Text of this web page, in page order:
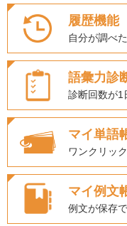
履歴機能
自分が調べ
語彙力診
診断回数が1
マイ単語
ワンクリッ
マイ例文
例文が保存